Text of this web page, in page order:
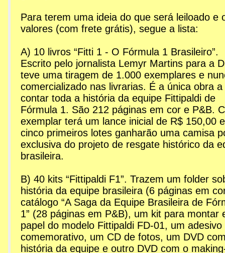
Para terem uma ideia do que será leiloado e
valores (com frete grátis), segue a lista:
A) 10 livros “Fitti 1 - O Fórmula 1 Brasileiro”.
Escrito pelo jornalista Lemyr Martins para a
teve uma tiragem de 1.000 exemplares e
comercializado nas livrarias. É a única obra a
contar toda a história da equipe Fittipaldi de
Fórmula 1. São 212 páginas em cor e P&B.
exemplar terá um lance inicial de R$ 150,00
cinco primeiros lotes ganharão uma camisa
exclusiva do projeto de resgate histórico da
brasileira.
B) 40 kits “Fittipaldi F1”. Trazem um folder
história da equipe brasileira (6 páginas em
catálogo “A Saga da Equipe Brasileira de
1” (28 páginas em P&B), um kit para montar
papel do modelo Fittipaldi FD-01, um adesivo
comemorativo, um CD de fotos, um DVD
história da equipe e outro DVD com o